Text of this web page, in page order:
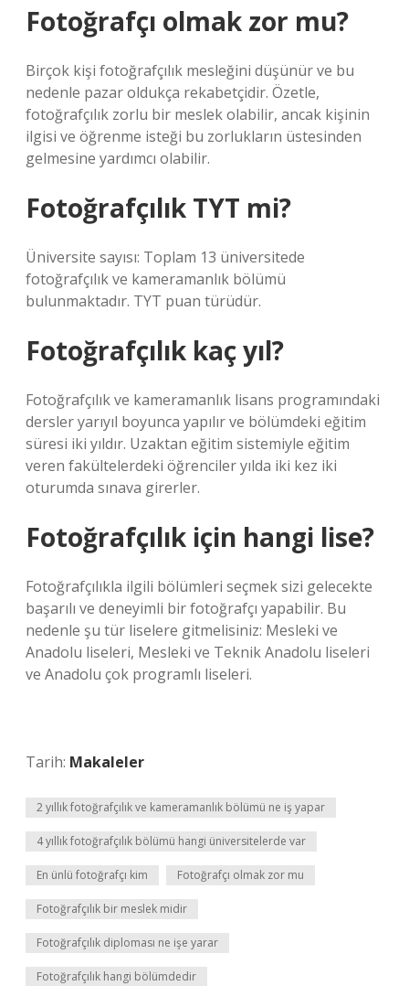
Fotoğrafçı olmak zor mu?
Birçok kişi fotoğrafçılık mesleğini düşünür ve bu
nedenle pazar oldukça rekabetçidir. Özetle,
fotoğrafçılık zorlu bir meslek olabilir, ancak kişinin
ilgisi ve öğrenme isteği bu zorlukların üstesinden
gelmesine yardımcı olabilir.
Fotoğrafçılık TYT mi?
Üniversite sayısı: Toplam 13 üniversitede
fotoğrafçılık ve kameramanlık bölümü
bulunmaktadır. TYT puan türüdür.
Fotoğrafçılık kaç yıl?
Fotoğrafçılık ve kameramanlık lisans programındaki
dersler yarıyıl boyunca yapılır ve bölümdeki eğitim
süresi iki yıldır. Uzaktan eğitim sistemiyle eğitim
veren fakültelerdeki öğrenciler yılda iki kez iki
oturumda sınava girerler.
Fotoğrafçılık için hangi lise?
Fotoğrafçılıkla ilgili bölümleri seçmek sizi gelecekte
başarılı ve deneyimli bir fotoğrafçı yapabilir. Bu
nedenle şu tür liselere gitmelisiniz: Mesleki ve
Anadolu liseleri, Mesleki ve Teknik Anadolu liseleri
ve Anadolu çok programlı liseleri.
Tarih: Makaleler
2 yıllık fotoğrafçılık ve kameramanlık bölümü ne iş yapar
4 yıllık fotoğrafçılık bölümü hangi üniversitelerde var
En ünlü fotoğrafçı kim Fotoğrafçı olmak zor mu
Fotoğrafçılık bir meslek midir
Fotoğrafçılık diploması ne işe yarar
Fotoğrafçılık hangi bölümdedir